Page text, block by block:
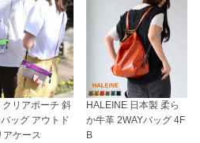
クリアポーチ 斜
ッグ アウトド
アケース
HALEINE 日本製 柔ら
か牛革 2WAYバッグ 4F
B